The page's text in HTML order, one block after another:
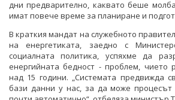
дни предварително, каквато беше
имат повече време за планиране и
В краткия мандат на служебното
на енергетиката, заедно с
социалната политика, успяхме да
енергийната бедност - проблем, чието
над 15 години. „Системата предвижда
бази данни у нас, за да може процесът